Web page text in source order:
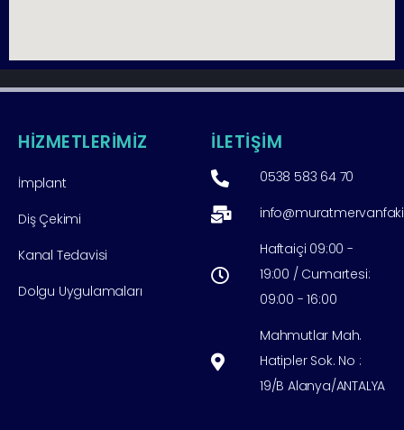
HİZMETLERİMİZ
İmplant
Diş Çekimi
Kanal Tedavisi
Dolgu Uygulamaları
İLETİŞİM
0538 583 64 70
Haftaiçi 09:00 -
19:00 / Cumartesi:
09:00 - 16:00
Mahmutlar Mah.
Hatipler Sok. No :
19/B Alanya/ANTALYA